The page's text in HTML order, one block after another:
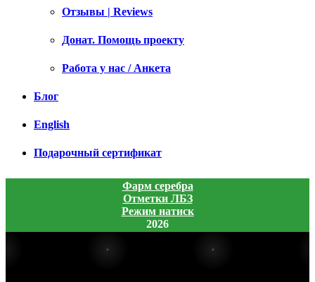
Отзывы | Reviews
Донат. Помощь проекту
Работа у нас / Анкета
Блог
English
Подарочный сертификат
Фарм серебра
Отметки ЛБЗ
Режим натиск
2026